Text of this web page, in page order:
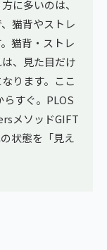
に多いのは、
猫背やストレ
猫背・ストレ
、見た目だけ
ります。ここ
すぐ。PLOS
メソッドGIFT
状態を「見え